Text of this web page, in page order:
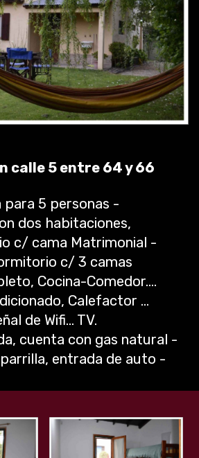
calle 5 entre 64 y 66
5 personas -
dos habitaciones,
c/ cama Matrimonial -
c/ 3 camas
Cocina-Comedor….
Calefactor …
de Wifi… TV.
cuenta con gas natural -
entrada de auto -